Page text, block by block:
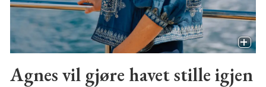
Agnes vil gjøre havet stille igjen